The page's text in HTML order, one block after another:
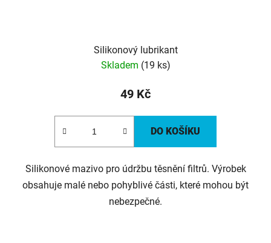
Silikonový lubrikant
Skladem (19 ks)
49 Kč
DO KOŠÍKU
Silikonové mazivo pro údržbu těsnění filtrů. Výrobek
obsahuje malé nebo pohyblivé části, které mohou být
nebezpečné.